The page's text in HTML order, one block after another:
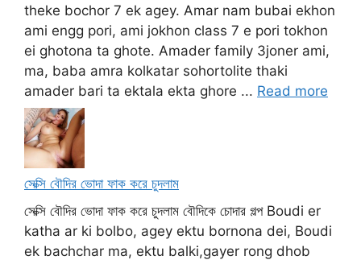
theke bochor 7 ek agey. Amar nam bubai ekhon
ami engg pori, ami jokhon class 7 e pori tokhon
ei ghotona ta ghote. Amader family 3joner ami,
ma, baba amra kolkatar sohortolite thaki
amader bari ta ektala ekta ghore ... Read more
সেক্সি বৌদির ভোদা ফাক করে চুদলাম
সেক্সি বৌদির ভোদা ফাক করে চুদলাম বৌদিকে চোদার গল্প Boudi er
katha ar ki bolbo, agey ektu bornona dei, Boudi
ek bachchar ma, ektu balki,gayer rong dhob